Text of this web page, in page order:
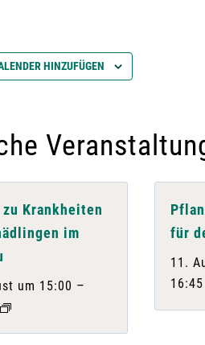
HINZUFÜGEN
Krankheiten
im
um 15:00 –
für
11.
16:45